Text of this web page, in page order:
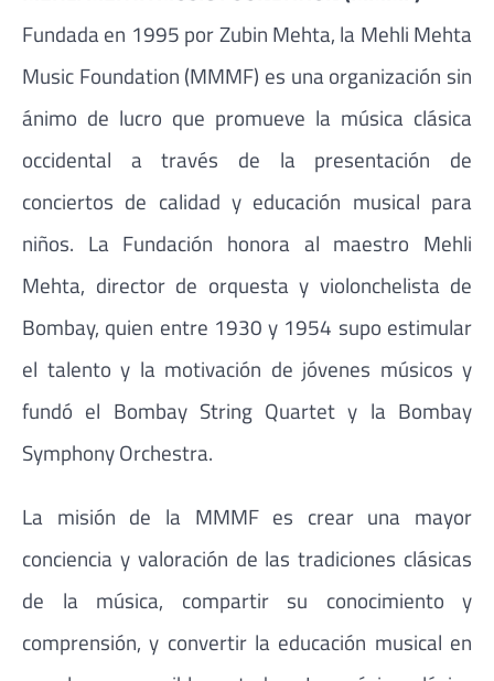
Fundada en 1995 por Zubin Mehta, la Mehli Mehta
Music Foundation (MMMF) es una organización sin
ánimo de lucro que promueve la música clásica
occidental a través de la presentación de
conciertos de calidad y educación musical para
niños. La Fundación honora al maestro Mehli
Mehta, director de orquesta y violonchelista de
Bombay, quien entre 1930 y 1954 supo estimular
el talento y la motivación de jóvenes músicos y
fundó el Bombay String Quartet y la Bombay
Symphony Orchestra.
La misión de la MMMF es crear una mayor
conciencia y valoración de las tradiciones clásicas
de la música, compartir su conocimiento y
comprensión, y convertir la educación musical en